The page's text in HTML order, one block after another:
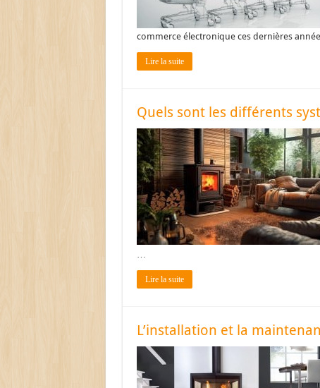
commerce électronique ces dernières
Lire la suite
Quels sont les différents
…
Lire la suite
L’installation et la